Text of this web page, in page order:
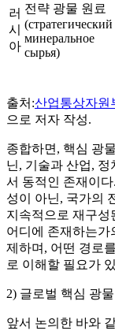
러
시
아
전략 광물 원료
(стратегический
минеральное
сырья)
출처:산업통상자원
으로 저자 작성.
종합하면, 핵심 광
닌, 기술과 산업,
서 동적인 존재이
성이 아닌, 국가의
지속적으로 재구성
어디에 존재하는가
제하며, 어떤 경로
로 이해할 필요가
2) 글로벌 핵심 광
앞서 논의한 바와